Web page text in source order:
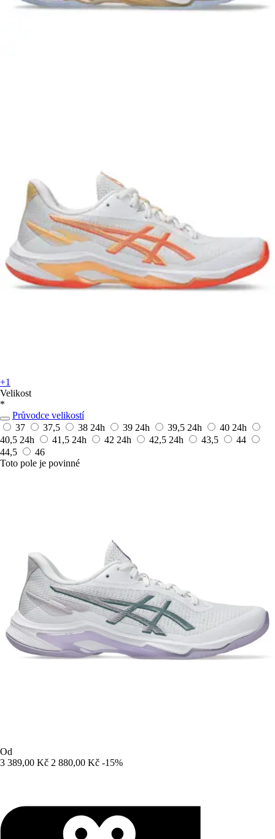
+1
Velikost
*
Průvodce velikostí
37
37,5 38 24h 39 24h 39,5 24h 40 24h
40,5 24h 41,5 24h 42 24h 42,5 24h 43,5
44
44,5
46
Toto pole je povinné
Od
3 389,00 Kč 2 880,00 Kč -15%